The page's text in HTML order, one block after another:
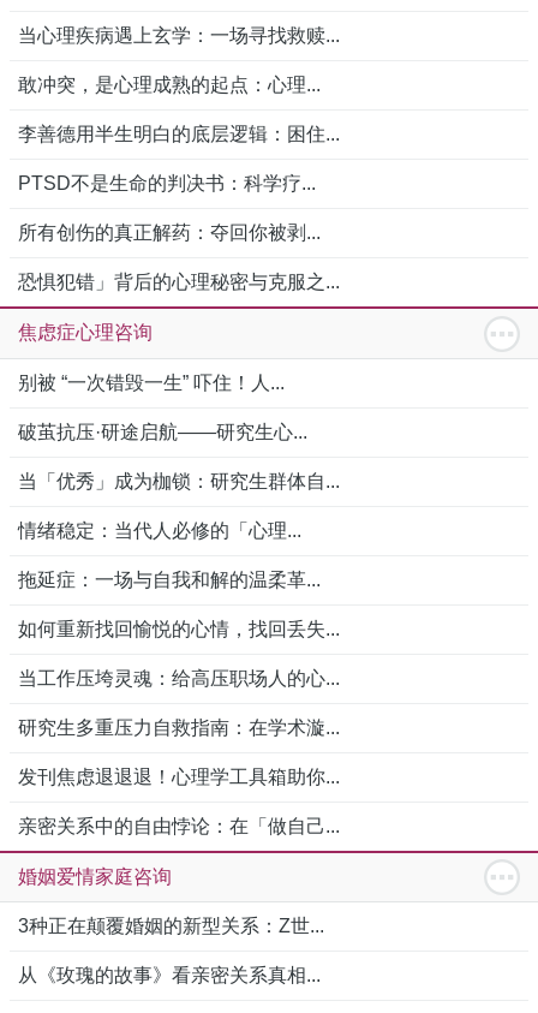
当心理疾病遇上玄学：一场寻找救赎...
敢冲突，是心理成熟的起点：心理...
李善德用半生明白的底层逻辑：困住...
PTSD不是生命的判决书：科学疗...
所有创伤的真正解药：夺回你被剥...
恐惧犯错」背后的心理秘密与克服之...
焦虑症心理咨询
别被 “一次错毁一生” 吓住！人...
破茧抗压·研途启航——研究生心...
当「优秀」成为枷锁：研究生群体自...
情绪稳定：当代人必修的「心理...
拖延症：一场与自我和解的温柔革...
如何重新找回愉悦的心情，找回丢失...
当工作压垮灵魂：给高压职场人的心...
研究生多重压力自救指南：在学术漩...
发刊焦虑退退退！心理学工具箱助你...
亲密关系中的自由悖论：在「做自己...
婚姻爱情家庭咨询
3种正在颠覆婚姻的新型关系：Z世...
从《玫瑰的故事》看亲密关系真相...